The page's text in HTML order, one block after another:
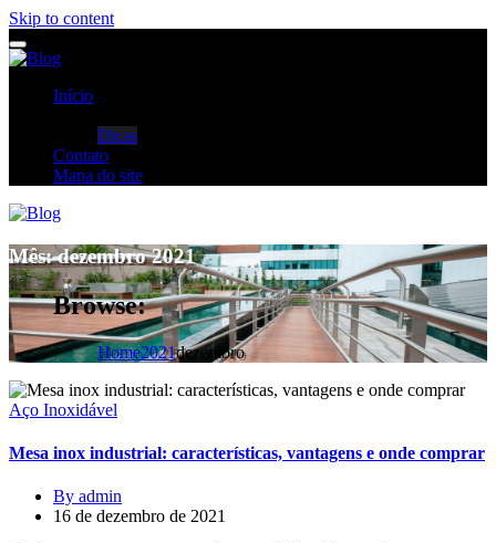
Skip to content
Início
Dicas
Contato
Mapa do site
Mês:dezembro 2021
Browse:
Home2021dezembro
Aço Inoxidável
Mesa inox industrial: características, vantagens e onde comprar
By admin
16 de dezembro de 2021